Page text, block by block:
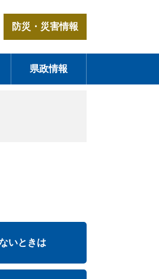
防災・災害情報
県政情報
いときは